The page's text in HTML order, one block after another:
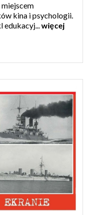
kina i psychologii.
edukacyj...więcej